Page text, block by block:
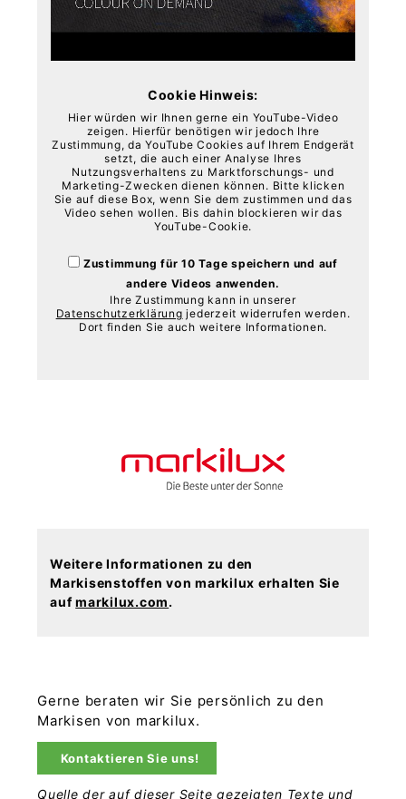
Cookie Hinweis:
Hier würden wir Ihnen gerne ein YouTube-Video
zeigen. Hierfür benötigen wir jedoch Ihre
Zustimmung, da YouTube Cookies auf Ihrem Endgerät
setzt, die auch einer Analyse Ihres
Nutzungsverhaltens zu Marktforschungs- und
Marketing-Zwecken dienen können. Bitte klicken
Sie auf diese Box, wenn Sie dem zustimmen und das
Video sehen wollen. Bis dahin blockieren wir das
YouTube-Cookie.
Zustimmung für 10 Tage speichern und auf
andere Videos anwenden.
Ihre Zustimmung kann in unserer
Datenschutzerklärung jederzeit widerrufen werden.
Dort finden Sie auch weitere Informationen.
Weitere Informationen zu den
Markisenstoffen von markilux erhalten Sie
aufmarkilux.com.
Gerne beraten wir Sie persönlich zu den
Markisen von markilux.
Kontaktieren Sie uns!
Quelle der auf dieser Seite gezeigten Texte und